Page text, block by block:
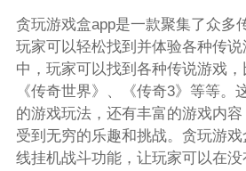
贪玩游戏盒app是一款聚集了众多
玩家可以轻松找到并体验各种传
中，玩家可以找到各种传说游戏，
《传奇世界》、《传奇3》等等。
的游戏玩法，还有丰富的游戏内
受到无穷的乐趣和挑战。贪玩游
线挂机战斗功能，让玩家可以在